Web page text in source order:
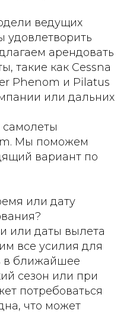
ведущих
удовлетворить
арендовать
такие как Cessna
Phenom и Pilatus
или дальних
Мы поможем
вариант по
или дату
или даты вылета
все усилия для
в ближайшее
сезон или при
потребоваться
что может